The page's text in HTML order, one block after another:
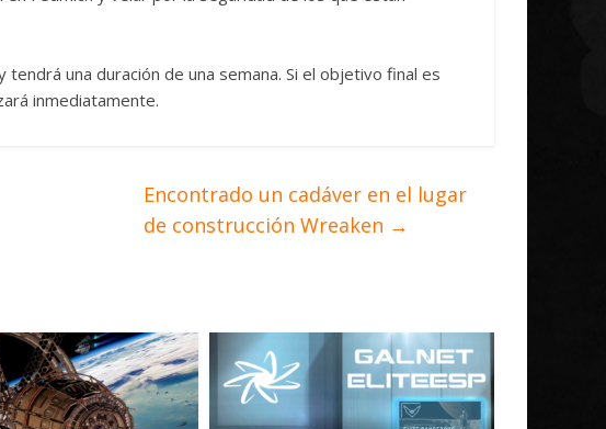
una duración de una semana. Si el objetivo final es
inmediatamente.
Encontrado un cadáver en el lugar
de construcción Wreaken →